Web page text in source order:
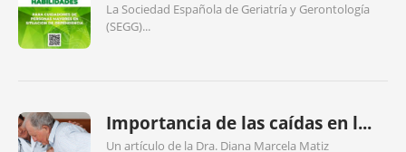
La Sociedad Española de Geriatría y Gerontología
(SEGG)...
Importancia de las caídas en l...
Un artículo de la Dra. Diana Marcela Matiz